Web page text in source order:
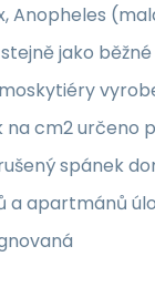
Anopheles
jako
cm2 určeno
spánek
a apartmánů